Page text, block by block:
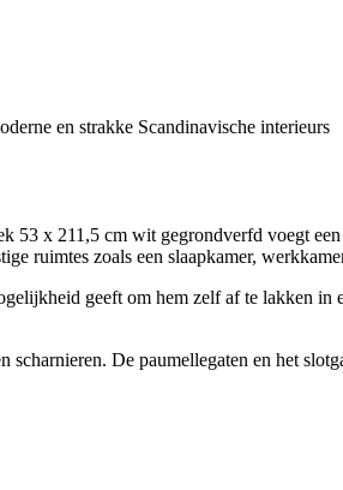
en strakke Scandinavische interieurs
53 x 211,5 cm wit gegrondverfd voegt
ruimtes zoals een slaapkamer,
geeft om hem zelf af te lakken
scharnieren. De paumellegaten en het